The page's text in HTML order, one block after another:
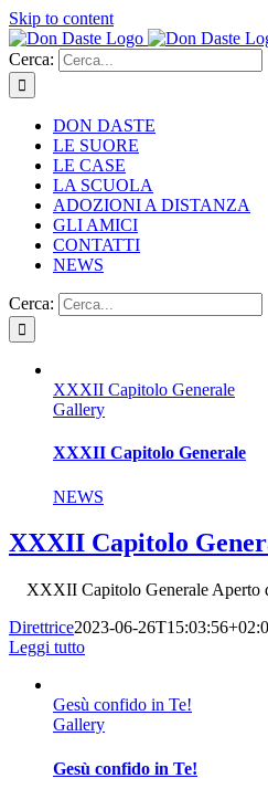
Skip to content
Cerca:
DON DASTE
LE SUORE
LE CASE
LA SCUOLA
ADOZIONI A DISTANZA
GLI AMICI
CONTATTI
NEWS
Cerca:
XXXII Capitolo Generale
Gallery
XXXII Capitolo Generale
NEWS
XXXII Capitolo
XXXII Capitolo Generale Aperto
Direttrice2023-06-
Leggi tutto
Gesù confido in Te!
Gallery
Gesù confido in Te!